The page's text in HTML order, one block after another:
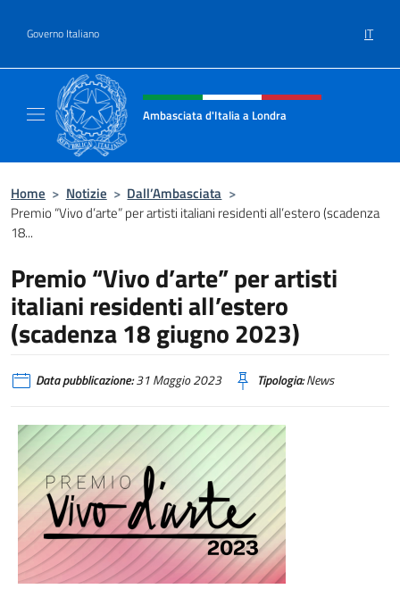
Governo Italiano IT
Intestazione sito, social e menù
Ambasciata d'Italia a Londra
Home > Notizie > Dall’Ambasciata >
Premio “Vivo d’arte” per artisti italiani residenti all’estero (scadenza
18...
Premio “Vivo d’arte” per artisti
italiani residenti all’estero
(scadenza 18 giugno 2023)
Data pubblicazione:31 Maggio 2023 Tipologia:News